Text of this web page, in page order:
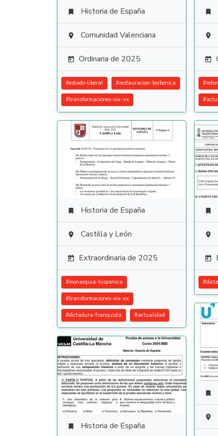
 Historia de España
 Comunidad Valenciana
 Ordinaria de 2025
#estado-liberal #restauracion-borbonica
#transformaciones-xix-xx



#
#
 Historia de España
 Castilla y León
 Extraordinaria de 2025
#monarquia-hispanica
#transformaciones-xix-xx
#dictadura-franquista #actualidad



#


 Historia de España